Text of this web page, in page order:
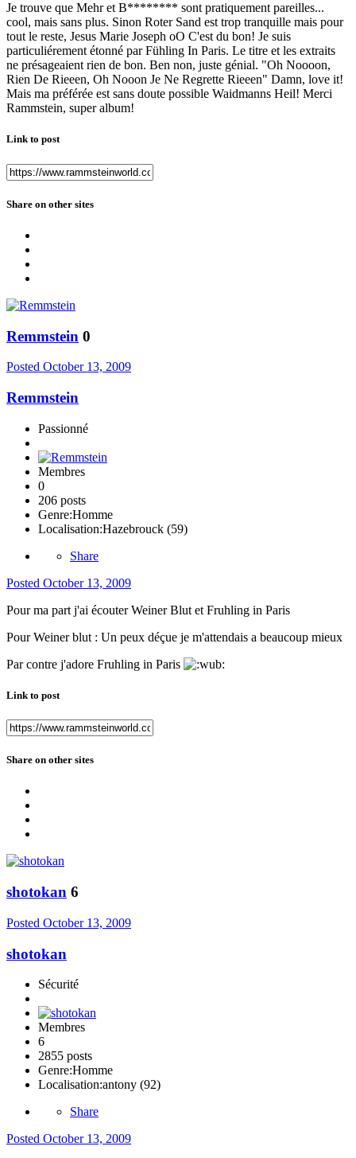
Je trouve que Mehr et B******** sont pratiquement pareilles...
cool, mais sans plus. Sinon Roter Sand est trop tranquille mais pour
tout le reste, Jesus Marie Joseph oO C'est du bon! Je suis
particuliérement étonné par Fühling In Paris. Le titre et les extraits
ne présageaient rien de bon. Ben non, juste génial. "Oh Noooon,
Rien De Rieeen, Oh Nooon Je Ne Regrette Rieeen" Damn, love it!
Mais ma préférée est sans doute possible Waidmanns Heil! Merci
Rammstein, super album!
Link to post
Share on other sites
Remmstein 0
Posted October 13, 2009
Remmstein
Passionné
Membres
0
206 posts
Genre:Homme
Localisation:Hazebrouck (59)
Share
Posted October 13, 2009
Pour ma part j'ai écouter Weiner Blut et Fruhling in Paris
Pour Weiner blut : Un peux déçue je m'attendais a beaucoup mieux
Par contre j'adore Fruhling in Paris
Link to post
Share on other sites
shotokan 6
Posted October 13, 2009
shotokan
Sécurité
Membres
6
2855 posts
Genre:Homme
Localisation:antony (92)
Share
Posted October 13, 2009